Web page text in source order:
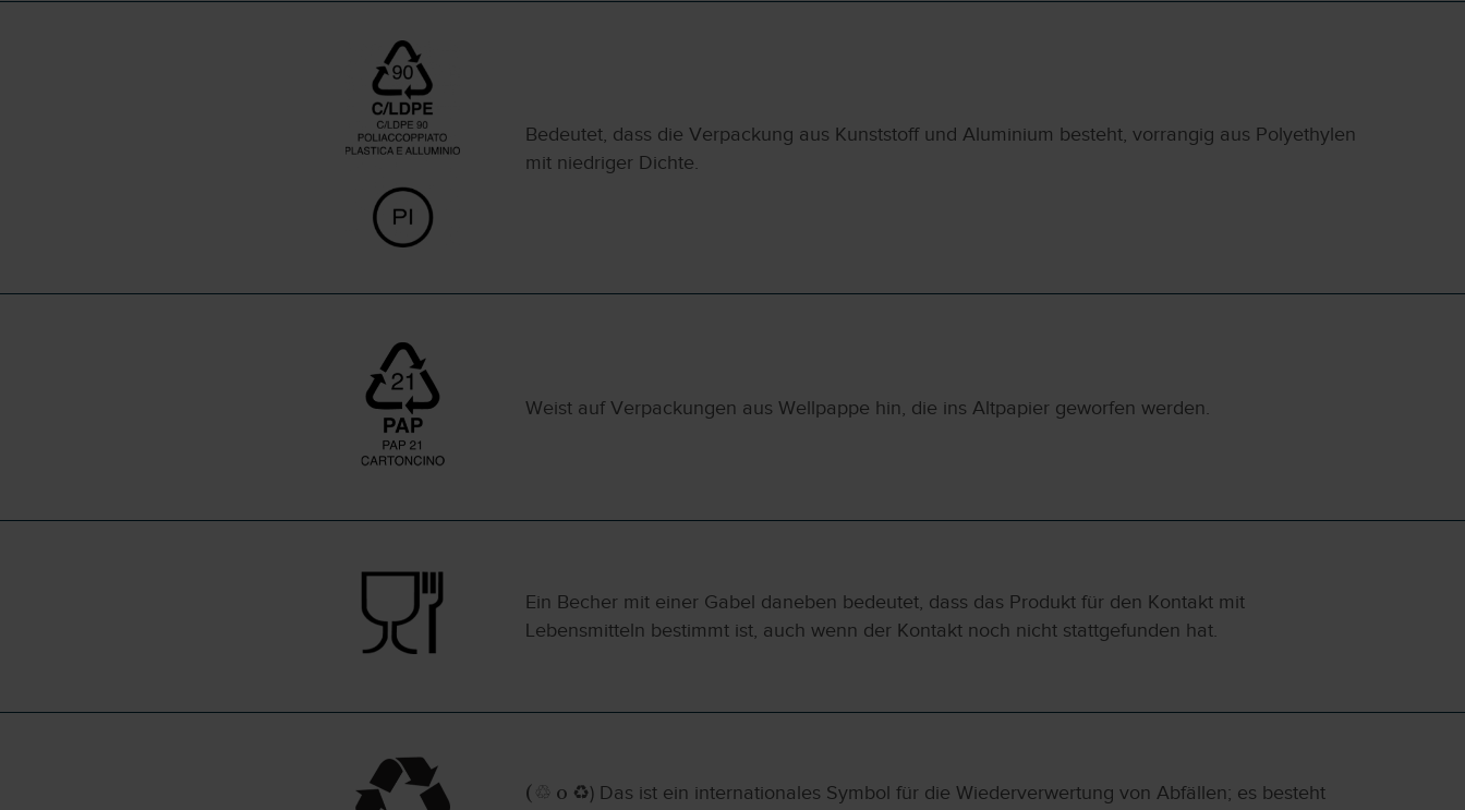
Bedeutet, dass die Verpackung aus Kunststoff und Aluminium besteht, vorrangig aus Polyethylen
mit niedriger Dichte.
Weist auf Verpackungen aus Wellpappe hin, die ins Altpapier geworfen werden.
Ein Becher mit einer Gabel daneben bedeutet, dass das Produkt für den Kontakt mit
Lebensmitteln bestimmt ist, auch wenn der Kontakt noch nicht stattgefunden hat.
(♲ o ♻) Das ist ein internationales Symbol für die Wiederverwertung von Abfällen; es besteht